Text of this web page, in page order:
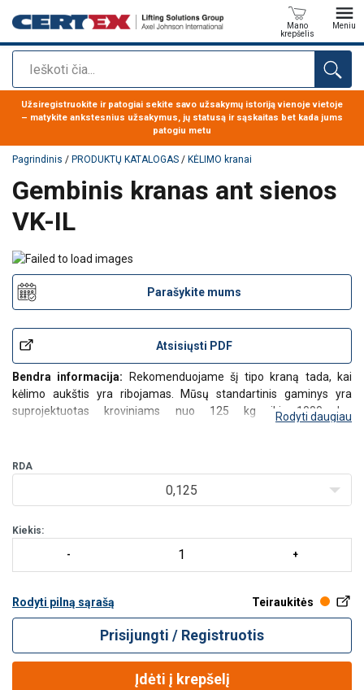
Paieška
Mano
krepšelis
Meniu
Produktas buvo pridėtas prie jūsų užklausos
Užsiregistruokite ir patogiai sekite savo užsakymų istoriją vienoje vietoje
– matykite ankstesnius užsakymus, jų statusą ir sąskaitas bet kada jums
patogiu metu
Pagrindinis / PRODUKTŲ KATALOGAS / KĖLIMO kranai
Gembinis kranas ant sienos
VK-IL
Parašykite mums
Atsisiųsti PDF
Bendra informacija: Rekomenduojame šį tipo kraną tada, kai
kėlimo aukštis yra ribojamas. Mūsų standartinis gaminys yra
suprojektuotas kroviniams nuo 125 kg iki 1000 kg.
Visi šie sieniniai sukiojamieji kranai suproj
Rodyti daugiau
RDA
0,125
Kiekis:
Rodyti pilną sąrašą Teiraukitės
Prisijungti / Registruotis
Įdėti į krepšelį